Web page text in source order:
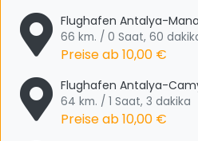
Flughafen Antalya-
66 km. / 0 Saat, 60
Preise ab10,00 €
Flughafen Antalya-
64 km. / 1 Saat, 3 dakika
Preise ab10,00 €